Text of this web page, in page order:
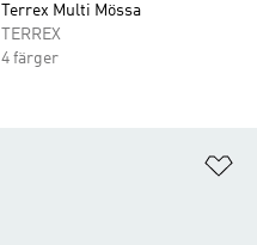
Terrex Multi Mössa
TERREX
4 färger